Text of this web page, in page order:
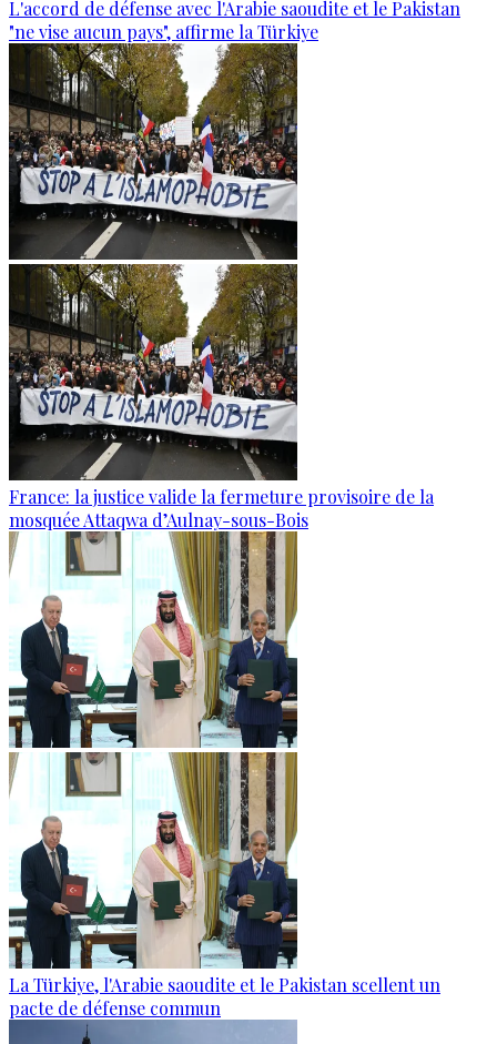
L'accord de défense avec l'Arabie saoudite et le Pakistan
"ne vise aucun pays", affirme la Türkiye
France: la justice valide la fermeture provisoire de la
mosquée Attaqwa d’Aulnay-sous-Bois
La Türkiye, l'Arabie saoudite et le Pakistan scellent un
pacte de défense commun